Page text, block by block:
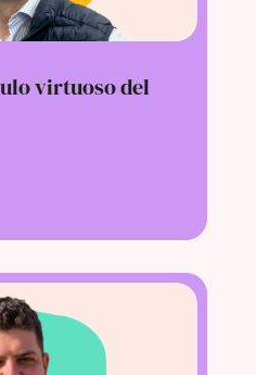
virtuoso del